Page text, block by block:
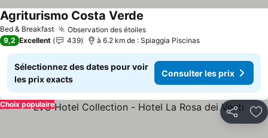
Bed & Breakfast Observation des étoiles
Agriturismo Costa Verde
9,2 Excellent 439 à 6.2 km de : Spiaggia Piscinas
Sélectionnez des dates pour voir
les prix exacts
Consulter les prix
Partager
Choix populaire